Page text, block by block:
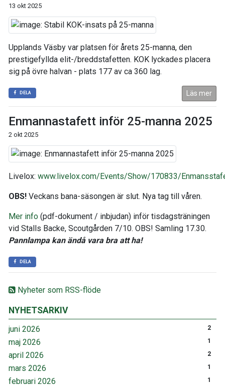
Nyheter som RSS-flöde
NYHETSARKIV
juni 2026 2
maj 2026 1
april 2026 2
mars 2026 1
februari 2026 1
13 okt 2025
Upplands Väsby var platsen för årets 25-manna, den
prestigefyllda elit-/breddstafetten. KOK lyckades placera
sig på övre halvan - plats 177 av ca 360 lag.
DELA Läs mer
Enmannastafett inför 25-manna 2025
2 okt 2025
Livelox: www.livelox.com/Events/Show/170833/
OBS! Veckans bana-säsongen är slut. Nya tag till våren.
Mer info (pdf-dokument / inbjudan) inför tisdagsträningen
vid Stalls Backe, Scoutgården 7/10. OBS! Samling 17.30.
Pannlampa kan ändå vara bra att ha!
DELA